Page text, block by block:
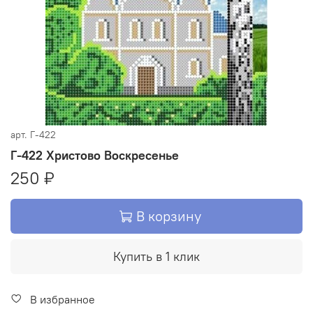
арт. Г-422
Г-422 Христово Воскресенье
250 ₽
В корзину
Купить в 1 клик
В избранное